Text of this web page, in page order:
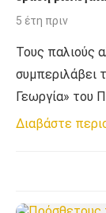
5 έτη πριν
Τους παλιούς
συµπεριλάβει
Γεωργία» του
Διαβάστε